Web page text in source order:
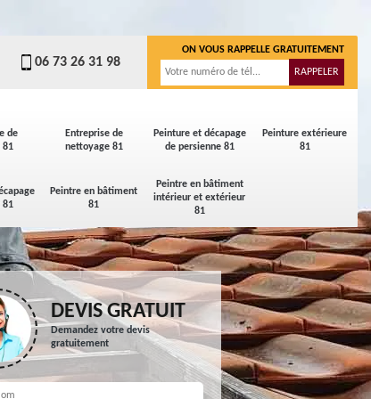
de
81
Entreprise de
nettoyage 81
Peinture et décapage
de persienne 81
Peinture extérieure
81
81
Peintre en bâtiment
81
Peintre en bâtiment
intérieur et extérieur
81
06 73 26 31 98
ON VOUS RAPPELLE GRATUITEMENT
DEVIS GRATUIT
Demandez votre devis
gratuitement